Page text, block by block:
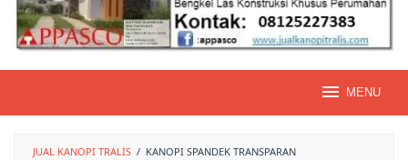
MENU
JUAL KANOPI TRALIS / KANOPI SPANDEK TRANSPARAN